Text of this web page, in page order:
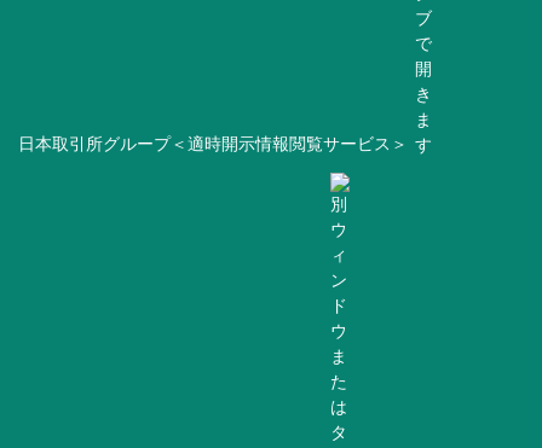
日本取引所グループ＜適時開示情報閲覧サービス＞